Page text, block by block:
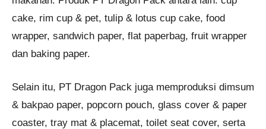
cake, rim cup & pet, tulip & lotus cup cake, food
wrapper, sandwich paper, flat paperbag, fruit wrapper
dan baking paper.
Selain itu, PT Dragon Pack juga memproduksi dimsum
& bakpao paper, popcorn pouch, glass cover & paper
coaster, tray mat & placemat, toilet seat cover, serta